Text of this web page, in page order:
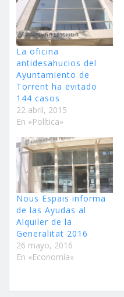
La oficina
antidesahucios del
Ayuntamiento de
Torrent ha evitado
144 casos
22 abril, 2015
En «Política»
Nous Espais informa
de las Ayudas al
Alquiler de la
Generalitat 2016
26 mayo, 2016
En «Economía»